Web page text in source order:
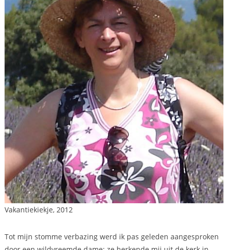
Vakantiekiekje, 2012
Tot mijn stomme verbazing werd ik pas geleden aangesproken